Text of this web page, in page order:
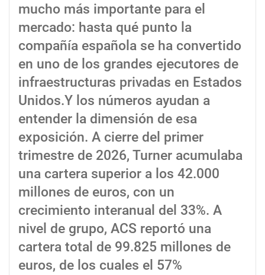
mucho más importante para el
mercado: hasta qué punto la
compañía española se ha convertido
en uno de los grandes ejecutores de
infraestructuras privadas en Estados
Unidos.Y los números ayudan a
entender la dimensión de esa
exposición. A cierre del primer
trimestre de 2026, Turner acumulaba
una cartera superior a los 42.000
millones de euros, con un
crecimiento interanual del 33%. A
nivel de grupo, ACS reportó una
cartera total de 99.825 millones de
euros, de los cuales el 57%